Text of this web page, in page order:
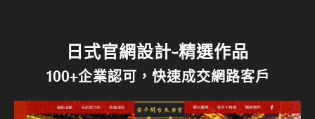
日式官網設計-精選作品
100+企業認可，快速成交網路客戶